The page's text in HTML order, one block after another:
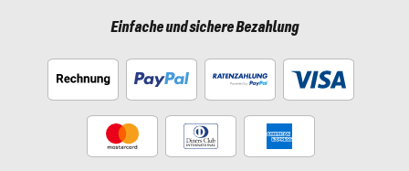
Einfache und sichere Bezahlung